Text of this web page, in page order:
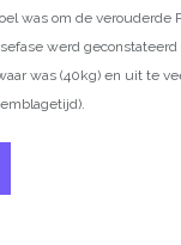
was om de verouderde
werd
was (40kg) en uit te